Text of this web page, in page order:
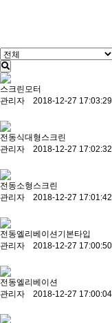
스크린모터
관리자 2018-12-27 17:03:29
전동식대형스크린
관리자 2018-12-27 17:02:32
전동소형스크린
관리자 2018-12-27 17:01:42
전동엘리베이션기본타입
관리자 2018-12-27 17:00:50
전동엘리베이션
관리자 2018-12-27 17:00:04